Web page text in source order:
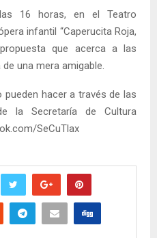
16 horas, en el Teatro
infantil “Caperucita Roja,
que acerca a las
una mera amigable.
hacer a través de las
la Secretaría de Cultura
SeCuTlax